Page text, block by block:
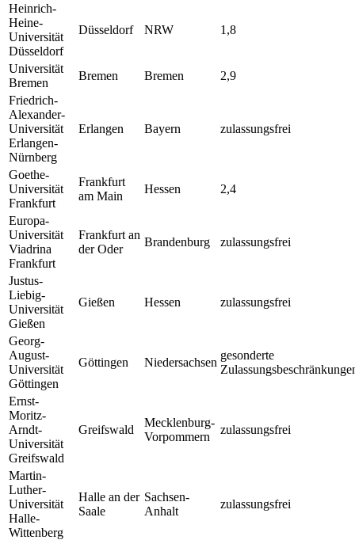
Heinrich-
Heine-
Universität
Düsseldorf
Düsseldorf NRW 1,8
Universität
Bremen
Bremen Bremen
2,9
Friedrich-
Alexander-
Universität
Erlangen-
Nürnberg
Erlangen Bayern zulassungsfrei
Goethe-
Universität
Frankfurt
Frankfurt
am Main
Hessen 2,4
Europa-
Universität
Viadrina
Frankfurt
Frankfurt an
der Oder
Brandenburg zulassungsfrei
Justus-
Liebig-
Universität
Gießen
Gießen Hessen zulassungsfrei
Georg-
August-
Universität
Göttingen
Göttingen Niedersachsen
gesonderte
Ernst-
Moritz-
Arndt-
Universität
Greifswald
Greifswald
Mecklenburg-
Vorpommern
zulassungsfrei
Martin-
Luther-
Universität
Halle-
Wittenberg
Halle an der
Saale
Sachsen-
Anhalt
zulassungsfrei